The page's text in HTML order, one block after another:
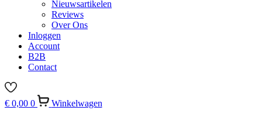
Nieuwsartikelen
Reviews
Over Ons
Inloggen
Account
B2B
Contact
€ 0,00 0
Winkelwagen